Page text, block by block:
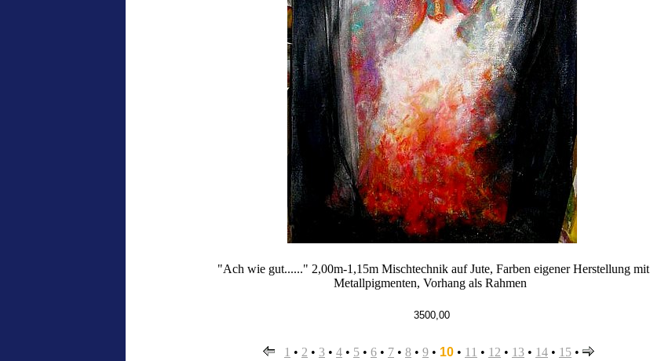
"Ach wie gut......" 2,00m-1,15m Mischtechnik auf Jute, Farben eigener Herstellung mit
Metallpigmenten, Vorhang als Rahmen
3500,00
1 • 2 • 3 • 4 • 5 • 6 • 7 • 8 • 9 • 10 • 11 • 12 • 13 • 14 • 15 •